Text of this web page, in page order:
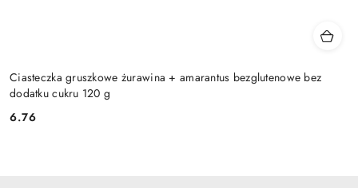
Ciasteczka gruszkowe żurawina + amarantus bezglutenowe bez
dodatku cukru 120 g
Cena:
6.76